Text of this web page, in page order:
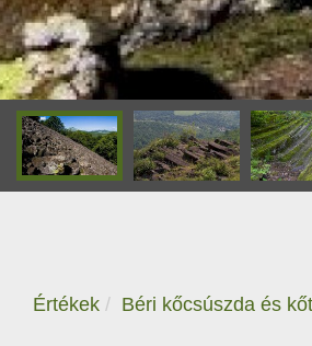
Értékek Béri kőcsúszda és